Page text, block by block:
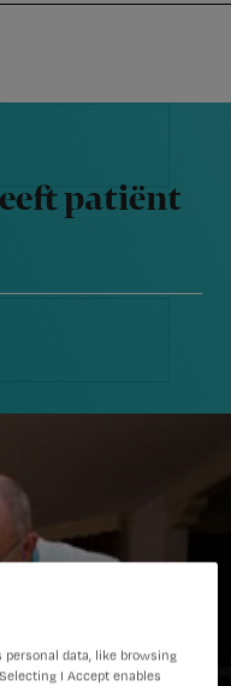
patiënt
data, like browsing
I Accept enables